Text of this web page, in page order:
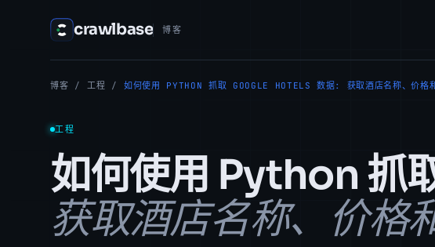
crawlbase 博客
博客 / 工程 / 如何使用 PYTHON 抓取 GOOGLE HOTELS 数据: 获取酒店名称、价格
工程
如何使用 Python 抓
获取酒店名称、价格